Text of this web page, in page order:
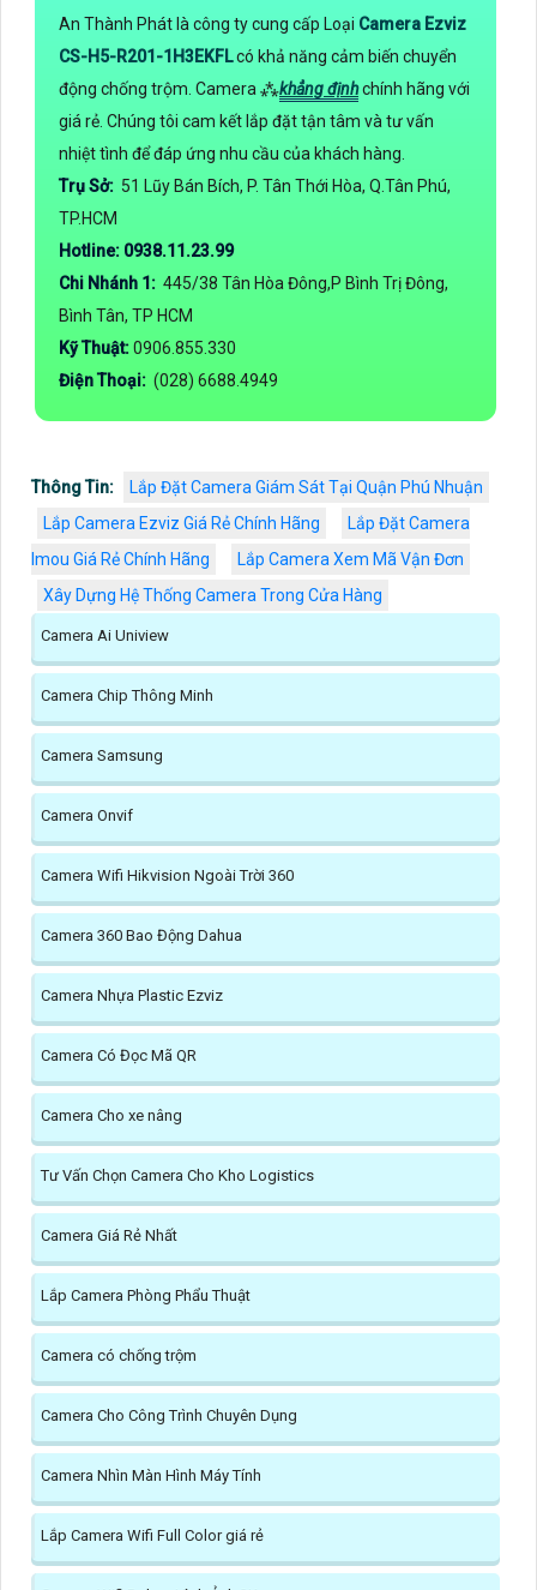
An Thành Phát là công ty cung cấp Loại Camera Ezviz
CS-H5-R201-1H3EKFLcó khả năng cảm biến chuyển
động chống trộm. Camera ⁂khẳng địnhchính hãng với
giá rẻ. Chúng tôi cam kết lắp đặt tận tâm và tư vấn
nhiệt tình để đáp ứng nhu cầu của khách hàng.
Trụ Sở: 51 Lũy Bán Bích, P. Tân Thới Hòa, Q.Tân Phú,
TP.HCM
Hotline: 0938.11.23.99
Chi Nhánh 1: 445/38 Tân Hòa Đông,P Bình Trị Đông,
Bình Tân, TP HCM
Kỹ Thuật:0906.855.330
Điện Thoại: (028) 6688.4949
Thông Tin:
Lắp Đặt Camera Giám Sát Tại Quận Phú Nhuận
Lắp Camera Ezviz Giá Rẻ Chính Hãng
Lắp Đặt Camera
Imou Giá Rẻ Chính Hãng
Lắp Camera Xem Mã Vận Đơn
Xây Dựng Hệ Thống Camera Trong Cửa Hàng
Camera Ai Uniview
Camera Chip Thông Minh
Camera Samsung
Camera Onvif
Camera Wifi Hikvision Ngoài Trời 360
Camera 360 Bao Động Dahua
Camera Nhựa Plastic Ezviz
Camera Có Đọc Mã QR
Camera Cho xe nâng
Tư Vấn Chọn Camera Cho Kho Logistics
Camera Giá Rẻ Nhất
Lắp Camera Phòng Phẩu Thuật
Camera có chống trộm
Camera Cho Công Trình Chuyên Dụng
Camera Nhìn Màn Hình Máy Tính
Lắp Camera Wifi Full Color giá rẻ